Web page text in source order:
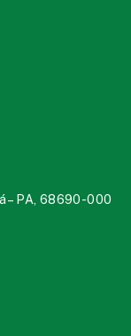
– PA, 68690-000